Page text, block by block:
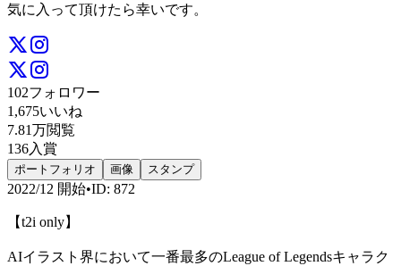
気に入って頂けたら幸いです。
102フォロワー
1,675いいね
7.81万閲覧
136入賞
ポートフォリオ 画像 スタンプ
2022/12 開始•ID: 872
【t2i only】
AIイラスト界において一番最多のLeague of Legendsキャラク